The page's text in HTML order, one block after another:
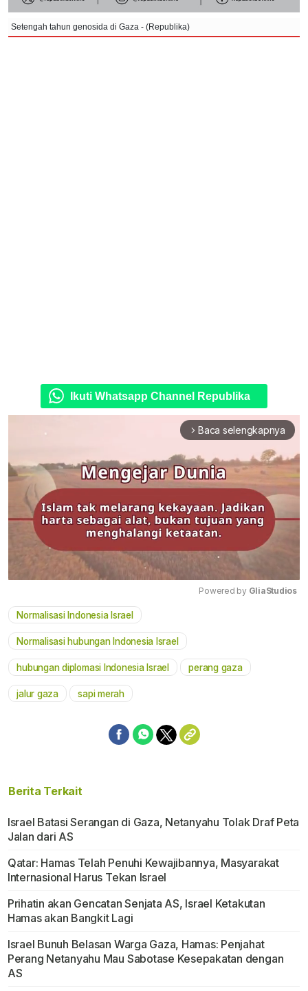
Setengah tahun genosida di Gaza - (Republika)
Ikuti Whatsapp Channel Republika
arrow_forward_ios Baca selengkapnya
Powered by GliaStudios
Normalisasi Indonesia Israel
Normalisasi hubungan Indonesia Israel
hubungan diplomasi Indonesia Israel perang gaza
jalur gaza sapi merah
Berita Terkait
Israel Batasi Serangan di Gaza, Netanyahu Tolak Draf Peta
Jalan dari AS
Qatar: Hamas Telah Penuhi Kewajibannya, Masyarakat
Internasional Harus Tekan Israel
Prihatin akan Gencatan Senjata AS, Israel Ketakutan
Hamas akan Bangkit Lagi
Israel Bunuh Belasan Warga Gaza, Hamas: Penjahat
Perang Netanyahu Mau Sabotase Kesepakatan dengan
AS